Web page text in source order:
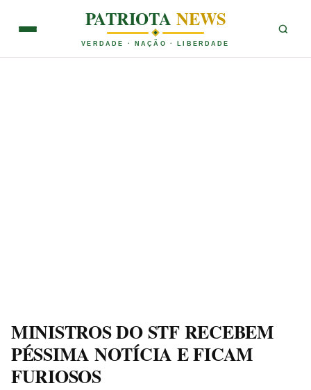
PATRIOTANEWS
VERDADE · NAÇÃO · LIBERDADE
MINISTROS DO STF RECEBEM
PÉSSIMA NOTÍCIA E FICAM
FURIOSOS